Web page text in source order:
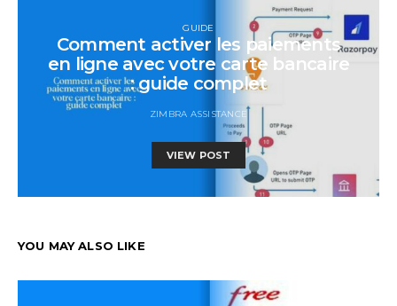
GUIDE
Comment activer les paiements
en ligne avec votre carte bancaire
: guide complet
ZIMBRA ASSISTANCE
VIEW POST
YOU MAY ALSO LIKE